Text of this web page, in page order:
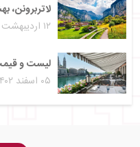
لاتربرونن، بهشتی با ۷۲
۱۲ اردیبهشت ۱۴۰۳
لیست و
۰۵ اسفند ۱۴۰۲